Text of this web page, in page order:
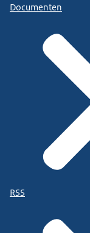
Documenten
RSS